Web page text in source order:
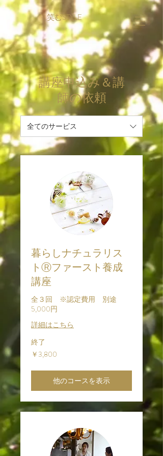
笑むSTYLE
講座申込み＆講
師の依頼
全てのサービス
暮らしナチュラリス
トⓇファースト養成
講座
全３回 ※認定費用 別途
5,000円
詳細はこちら
終了
3,800
円
￥3,800
他のコースを表示